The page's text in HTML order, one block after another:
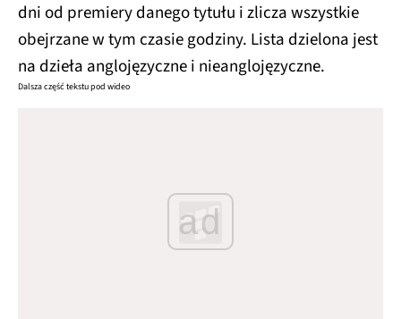
dni od premiery danego tytułu i zlicza wszystkie
obejrzane w tym czasie godziny. Lista dzielona jest
na dzieła anglojęzyczne i nieanglojęzyczne.
Dalsza część tekstu pod wideo
ad